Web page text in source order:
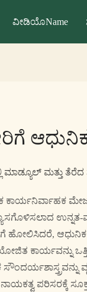
ವೀಡಿಯೊName
ಮತ್ತು ತೆರೆದ
ಆಧುನಿಕ
ಕಾರ್ಯವನ್ನು
ಪರಿಸರಕ್ಕೆ